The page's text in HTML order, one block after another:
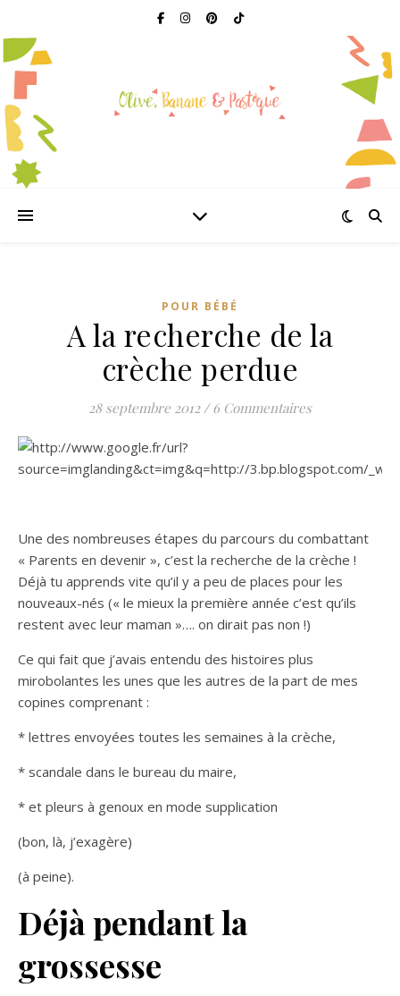
POUR BÉBÉ
A la recherche de la
crèche perdue
28 septembre 2012 / 6 Commentaires
Une des nombreuses étapes du parcours du combattant
« Parents en devenir », c’est la recherche de la crèche !
Déjà tu apprends vite qu’il y a peu de places pour les
nouveaux-nés (« le mieux la première année c’est qu’ils
restent avec leur maman »…. on dirait pas non !)
Ce qui fait que j’avais entendu des histoires plus
mirobolantes les unes que les autres de la part de mes
copines comprenant :
* lettres envoyées toutes les semaines à la crèche,
* scandale dans le bureau du maire,
* et pleurs à genoux en mode supplication
(bon, là, j’exagère)
(à peine).
Déjà pendant la
grossesse